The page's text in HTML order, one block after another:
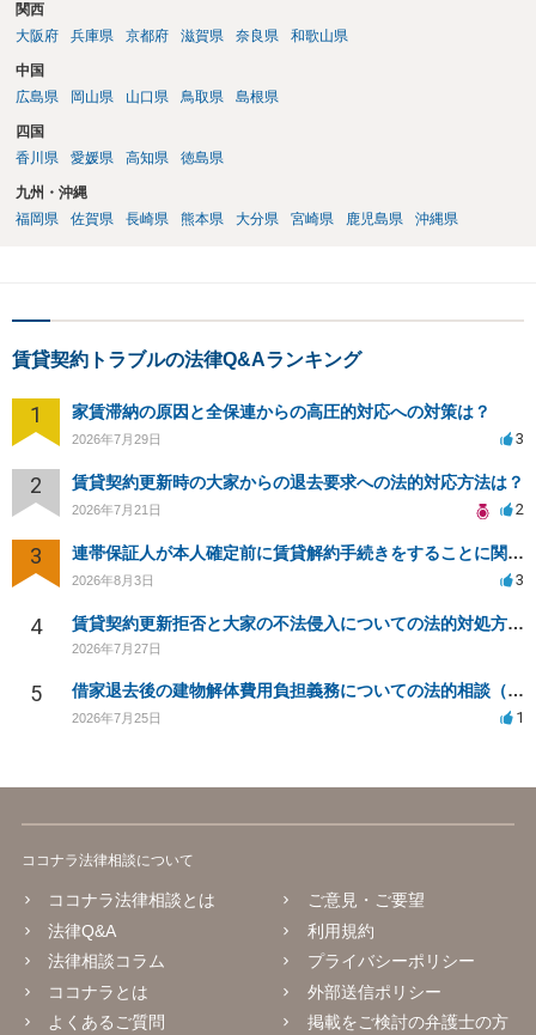
容を十分に確認し、不明点は弁護士に相談することをおすすめしま
す。
関西
大阪府
兵庫県 京都府 滋賀県 奈良県 和歌山県
中国
広島県
岡山県 山口県 鳥取県 島根県
四国
香川県
愛媛県 高知県 徳島県
九州・沖縄
福岡県
佐賀県 長崎県 熊本県 大分県 宮崎県 鹿児島県 沖縄県
賃貸契約トラブルの法律Q&Aランキング
1 家賃滞納の原因と全保連からの高圧的対応への対策は？
2026年7月29日 3
2 賃貸契約更新時の大家からの退去要求への法的対応方法は？
2026年7月21日 2
3 連帯保証人が本人確定前に賃貸解約手続きをすることに関して
2026年8月3日 3
4 賃貸契約更新拒否と大家の不法侵入についての法的対処方法は？
2026年7月27日
5 借家退去後の建物解体費用負担義務についての法的相談（補足説明修正）
2026年7月25日 1
ココナラ法律相談について
ココナラ法律相談とは
法律Q&A
法律相談コラム
ココナラとは
よくあるご質問
ご意見・ご要望
利用規約
プライバシーポリシー
外部送信ポリシー
掲載をご検討の弁護士の方